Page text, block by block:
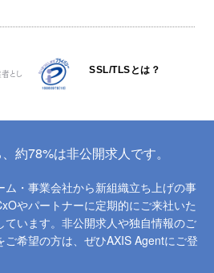
とし
SSL/TLSとは？
約78%は非公開求人です。
・事業会社から新組織立ち上げの事
やパートナーに定期的にご来社いた
います。 非公開求人や独自情報のご
希望の方は、ぜひAXIS Agentにご登